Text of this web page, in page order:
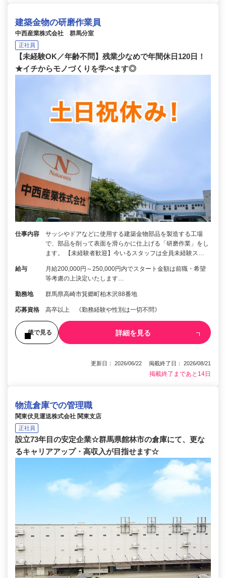
建築金物の研磨作業員
中西産業株式会社 群馬分室
正社員
【未経験OK／年齢不問】残業少なめで年間休日120日！
★イチからモノづくりを学べます◎
仕事内容
サッシやドアなどに使用する建築金物部品を製造する工場
で、部品を削って表面を滑らかに仕上げる「研磨作業」をし
ます。 【未経験者歓迎】今いるスタッフは全員未経験ス…
給与
月給200,000円～250,000円内でスタート金額は前職・希望
等考慮の上決定いたします…
勤務地 群馬県高崎市箕郷町柏木沢88番地
応募資格 高卒以上 《勤務経験や性別は一切不問》
後で見る 詳細を見る
更新日： 2026/06/22 掲載終了日： 2026/08/21
掲載終了まであと14日
物流倉庫での管理職
関東伏見運送株式会社 関東支店
正社員
設立73年目の安定企業☆群馬県館林市の倉庫にて、更な
るキャリアアップ・高収入が目指せます☆